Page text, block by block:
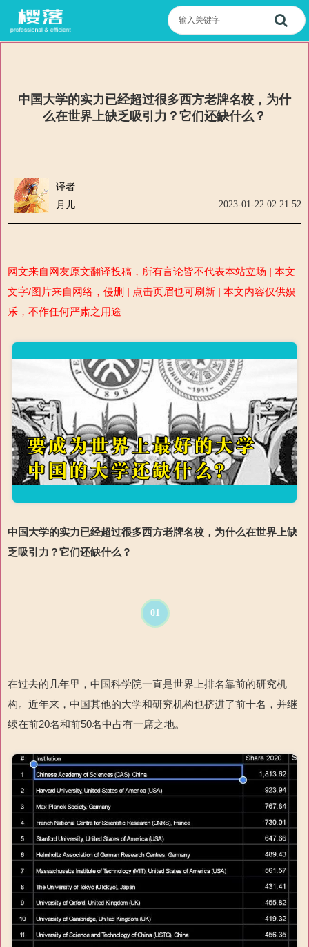
中国大学的实力已经超过很多西方老牌名校，为什
么在世界上缺乏吸引力？它们还缺什么？
译者
月儿
2023-01-22 02:21:52
网文来自网友原文翻译投稿，所有言论皆不代表本站立场 | 本文
文字/图片来自网络，侵删 | 点击页眉也可刷新 | 本文内容仅供娱
乐，不作任何严肃之用途
中国大学的实力已经超过很多西方老牌名校，为什么在世界上缺
乏吸引力？它们还缺什么？
01
在过去的几年里，中国科学院一直是世界上排名靠前的研究机
构。近年来，中国其他的大学和研究机构也挤进了前十名，并继
续在前20名和前50名中占有一席之地。